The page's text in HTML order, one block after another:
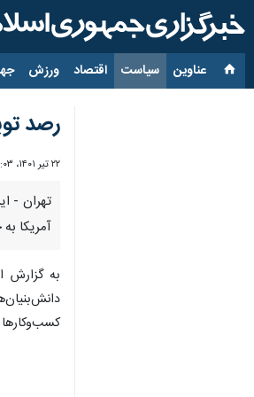
عناوین‌ سیاست اقتصاد ورزش
رصد
۲۲ تیر ۱۴۰۱، ۱۴:۰۳
آمریکا
به گزارش
کسب‌وکارها